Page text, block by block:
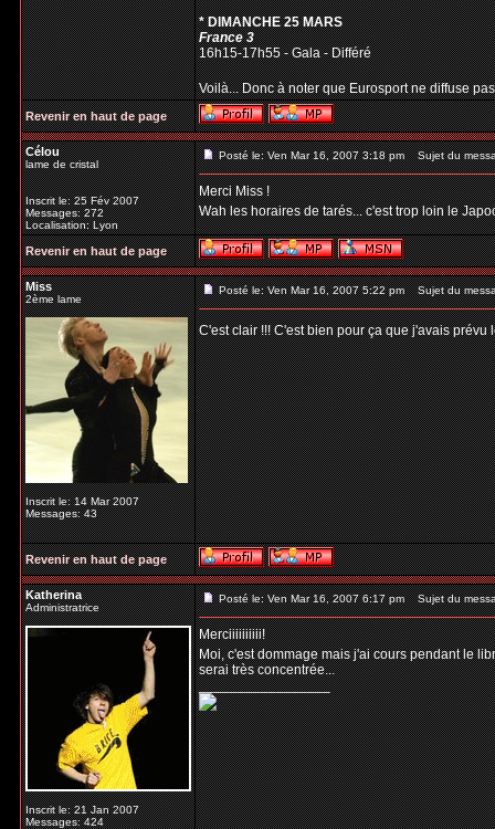
* DIMANCHE 25 MARS
France 3
16h15-17h55 - Gala - Différé
Voilà... Donc à noter que Eurosport ne diffuse
Revenir en haut de page
Célou
lame de cristal
Inscrit le: 25 Fév 2007
Messages: 272
Localisation: Lyon
Posté le: Ven Mar 16, 2007 3:18 pm Sujet du
Merci Miss !
Wah les horaires de tarés... c'est trop loin le
Revenir en haut de page
Miss
2ème lame
Inscrit le: 14 Mar 2007
Messages: 43
Posté le: Ven Mar 16, 2007 5:22 pm Sujet du
C'est clair !!! C'est bien pour ça que j'avais
Revenir en haut de page
Katherina
Administratrice
Inscrit le: 21 Jan 2007
Messages: 424
Posté le: Ven Mar 16, 2007 6:17 pm Sujet du
Merciiiiiiiiii!
Moi, c'est dommage mais j'ai cours pendant le
serai très concentrée...
_________________